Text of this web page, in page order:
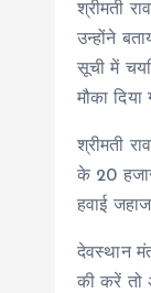
श्रीमती
उन्होंने
सूची में
मौका दिया
श्रीमती
के 20
हवाई
देवस्थान
की करें तो